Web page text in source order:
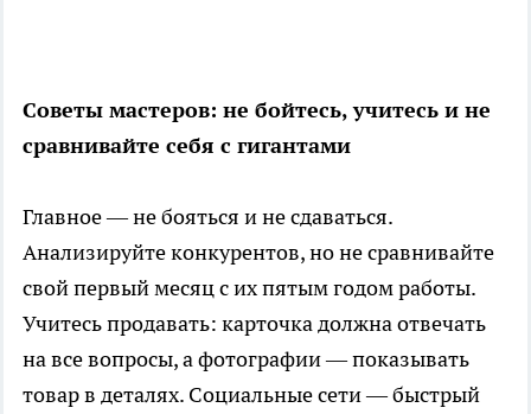
Советы мастеров: не бойтесь, учитесь и не
сравнивайте себя с гигантами
Главное — не бояться и не сдаваться.
Анализируйте конкурентов, но не сравнивайте
свой первый месяц с их пятым годом работы.
Учитесь продавать: карточка должна отвечать
на все вопросы, а фотографии — показывать
товар в деталях. Социальные сети — быстрый